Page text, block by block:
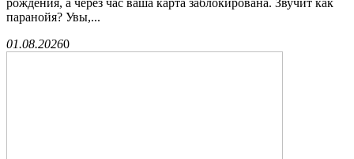
рождения, а через час ваша карта заблокирована. Звучит как
паранойя? Увы,...
01.08.20260